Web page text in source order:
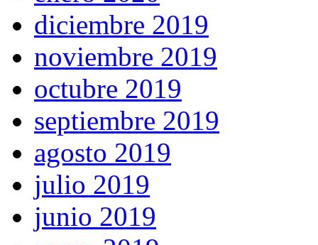
diciembre 2019
noviembre 2019
octubre 2019
septiembre 2019
agosto 2019
julio 2019
junio 2019